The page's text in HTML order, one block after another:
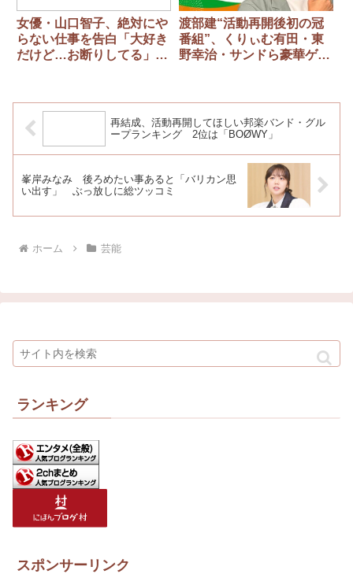
女優・山口智子、絶対にや
らない仕事を告白「大好き
だけど…お断りしてる」
渡部建“活動再開後初の冠
番組”、くりぃむ有田・東
野幸治・サンドら豪華ゲス
再結成、活動再開してほしい邦楽バンド・グル
ープランキング 2位は「BOØWY」
峯岸みなみ 後ろめたい事あると「バリカン思
い出す」 ぶっ放しに総ツッコミ
ホーム 芸能
ランキング
スポンサーリンク